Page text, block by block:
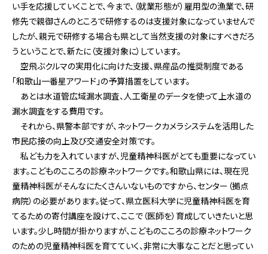
い手を応援していくことで、今まで、（就業形態が）雇用型の漁業で、研
修先で親御さんのところで研修するのは支援対象になっていませんで
したが、親元で研修する場合も県として当然支援の対象にすべきだろ
うということで、新たに（支援対象に）しています。
空飛ぶクルマの実用化に向けた支援、県産品の推奨制度である
「和歌山一番星アワード」の予算措置をしています。
あとは水道管広域漏水調査、人工衛星のデータを使って上水道の
漏水調査をする費用です。
それから、県警本部ですが、ネットワークカメラシステムを活用した
市民応接の向上及び交通安全対策です。
私ども力を入れていますが、児童精神科医がとても重要になってい
ます。こどものこころの診療ネットワークです。和歌山県には、現在児
童精神科医がそんなにたくさんいないものですから、センター（拠点
病院）の必要があります。従って、県立医科大学に児童精神科医を育
てるための寄付講座を設けて、ここで（医師を）育成していきたいと思
います。少し時間が掛かりますが、こどものこころの診療ネットワーク
のための児童精神科医を育てていく、非常に大事なことだと思ってい